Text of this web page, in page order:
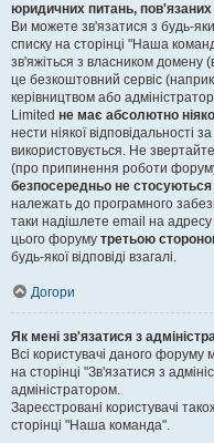
юридичних питань,
Ви можете зв'язатися з будь-
списку на сторінці "Наша
зв'яжіться з власником домену
це безкоштовний сервіс
керівництвом або
Limited не має абсолютно
нести ніякої відповідальності
використовується. Не
(про припинення роботи форуму,
безпосередньо не стосуються
належать до програмного
таки надішлете email на
цього форуму третьою
будь-якої відповіді взагалі.
Догори
Як мені зв'язатися з
Всі користувачі даного
на сторінці "Зв'язатися з
адміністратором.
Зареєстровані користувачі
сторінці "Наша команда".